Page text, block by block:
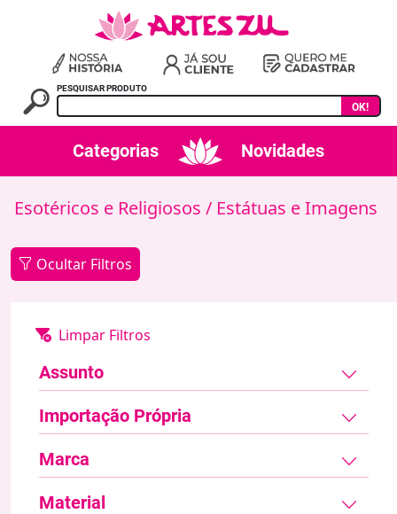
PESQUISAR PRODUTO
OK!
Categorias Novidades
Esotéricos e Religiosos / Estátuas e Imagens
Ocultar Filtros
Assunto
Importação Própria
Marca
Material